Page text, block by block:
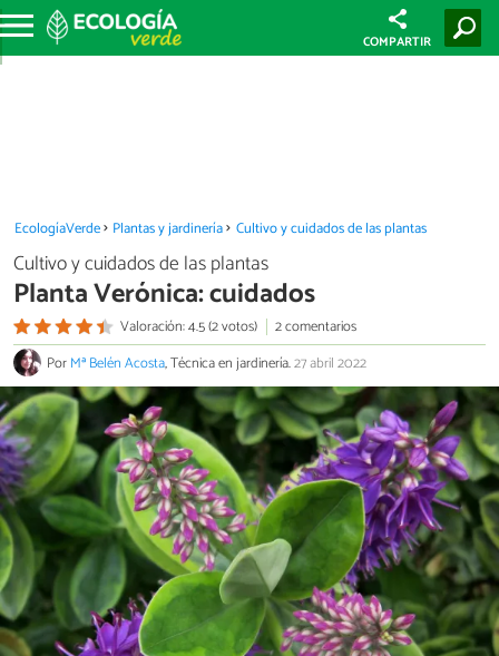
COMPARTIR
EcologíaVerde Plantas y jardinería Cultivo y cuidados de las plantas
Cultivo y cuidados de las plantas
Planta Verónica: cuidados
Valoración: 4.5 (2 votos)
2 comentarios
PorMª Belén Acosta, Técnica en jardinería.27 abril 2022